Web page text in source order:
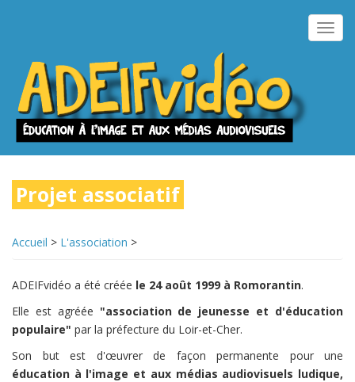
principal
Projet associatif
Accueil > L'association >
ADEIFvidéo a été créée le 24 août 1999 à Romorantin.
Elle est agréée "association de jeunesse et d'éducation
populaire" par la préfecture du Loir-et-Cher.
Son but est d'œuvrer de façon permanente pour une
éducation à l'image et aux médias audiovisuels ludique,